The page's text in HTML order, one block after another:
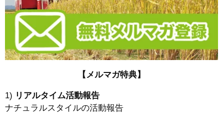
【メルマガ特典】
1) リアルタイム活動報告
ナチュラルスタイルの活動報告